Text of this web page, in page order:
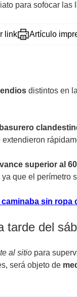
para sofocar
link Artículo
distintos en la
superior al
que el perímetro
sin ropa
tarde del
al sitio para
será objeto de